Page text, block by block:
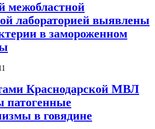
межобластной
лабораторией выявлены
в замороженном
Краснодарской МВЛ
патогенные
в говядине